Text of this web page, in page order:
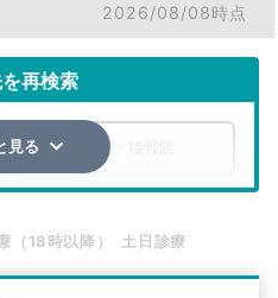
2026/08/08時点
再検索
整骨院・接骨院
する
見る
（18時以降） 土日診療